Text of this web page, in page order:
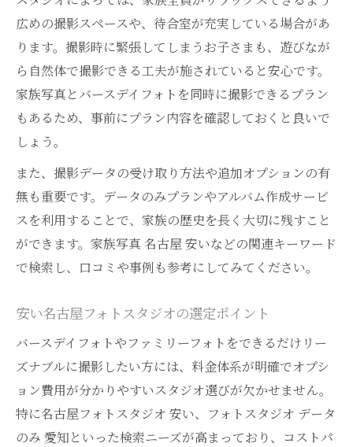
広めの撮影スペースや、待合室が充実している場合があ
ります。撮影時に緊張してしまうお子さまも、遊びなが
ら自然体で撮影できる工夫が施されていると安心です。
家族写真とバースデイフォトを同時に撮影できるプラン
もあるため、事前にプラン内容を確認しておくと良いで
しょう。
また、撮影データの受け取り方法や追加オプションの有
無も重要です。データのみプランやアルバム作成サービ
スを利用することで、家族の歴史を長く大切に残すこと
ができます。家族写真 名古屋 安いなどの関連キーワード
で検索し、口コミや事例も参考にしてみてください。
安い名古屋フォトスタジオの選定ポイント
バースデイフォトやファミリーフォトをできるだけリー
ズナブルに撮影したい方には、料金体系が明確でオプシ
ョン費用が分かりやすいスタジオ選びが欠かせません。
特に名古屋フォトスタジオ 安い、フォトスタジオ データ
のみ 愛知といった検索ニーズが高まっており、コストパ